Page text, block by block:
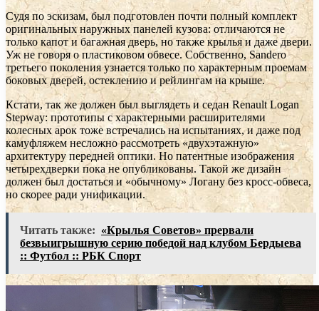
Судя по эскизам, был подготовлен почти полный комплект
оригинальных наружных панелей кузова: отличаются не
только капот и багажная дверь, но также крылья и даже двери.
Уж не говоря о пластиковом обвесе. Собственно, Sandero
третьего поколения узнается только по характерным проемам
боковых дверей, остеклению и рейлингам на крыше.
Кстати, так же должен был выглядеть и седан Renault Logan
Stepway: прототипы с характерными расширителями
колесных арок тоже встречались на испытаниях, и даже под
камуфляжем несложно рассмотреть «двухэтажную»
архитектуру передней оптики. Но патентные изображения
четырехдверки пока не опубликованы. Такой же дизайн
должен был достаться и «обычному» Логану без кросс-обвеса,
но скорее ради унификации.
Читать также: «Крылья Советов» прервали
безвыигрышную серию победой над клубом Бердыева
:: Футбол :: РБК Спорт